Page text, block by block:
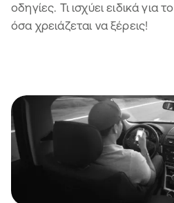
οδηγίες. Τι ισχύει ειδικά για
όσα χρειάζεται να ξέρεις!